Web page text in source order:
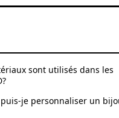
sont utilisés dans les
je personnaliser un